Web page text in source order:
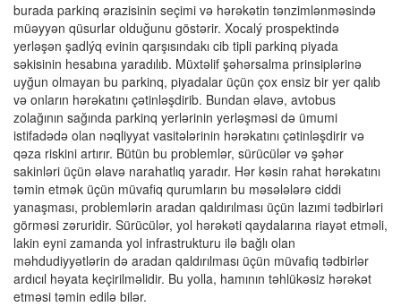
burada parkinq ərazisinin seçimi və hərəkətin tənzimlənməsində
müəyyən qüsurlar olduğunu göstərir. Xocalý prospektində
yerləşən şadlýq evinin qarşısındakı cib tipli parkinq piyada
səkisinin hesabına yaradılıb. Müxtəlif şəhərsalma prinsiplərinə
uyğun olmayan bu parkinq, piyadalar üçün çox ensiz bir yer qalıb
və onların hərəkatını çətinləşdirib. Bundan əlavə, avtobus
zolağının sağında parkinq yerlərinin yerləşməsi də ümumi
istifadədə olan nəqliyyat vasitələrinin hərəkatını çətinləşdirir və
qəza riskini artırır. Bütün bu problemlər, sürücülər və şəhər
sakinləri üçün əlavə narahatlıq yaradır. Hər kəsin rahat hərəkatını
təmin etmək üçün müvafiq qurumların bu məsələlərə ciddi
yanaşması, problemlərin aradan qaldırılması üçün lazımi tədbirləri
görməsi zəruridir. Sürücülər, yol hərəkəti qaydalarına riayət etməli,
lakin eyni zamanda yol infrastrukturu ilə bağlı olan
məhdudiyyətlərin də aradan qaldırılması üçün müvafiq tədbirlər
ardıcıl həyata keçirilməlidir. Bu yolla, hamının təhlükəsiz hərəkət
etməsi təmin edilə bilər.